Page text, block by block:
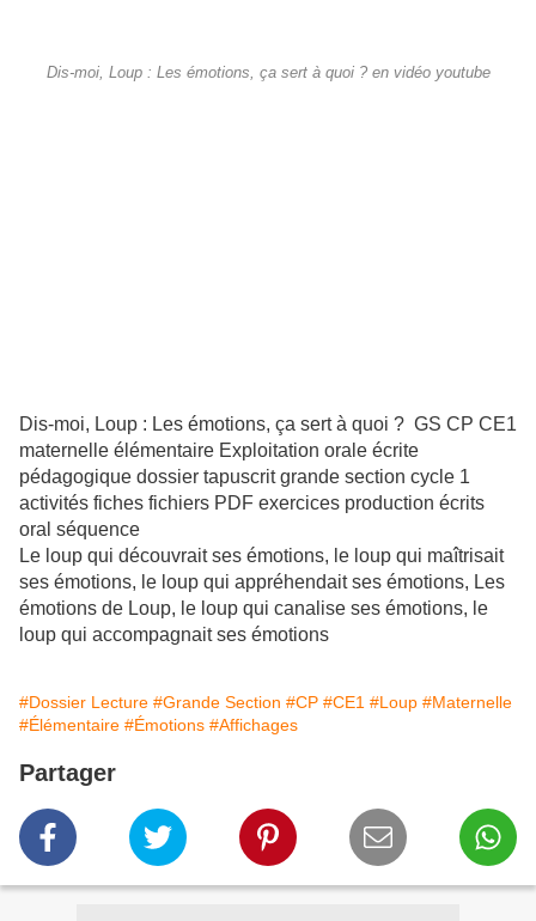
Dis-moi, Loup : Les émotions, ça sert à quoi ? en vidéo youtube
Dis-moi, Loup : Les émotions, ça sert à quoi ? GS CP CE1
maternelle élémentaire Exploitation orale écrite
pédagogique dossier tapuscrit grande section cycle 1
activités fiches fichiers PDF exercices production écrits
oral séquence
Le loup qui découvrait ses émotions, le loup qui maîtrisait
ses émotions, le loup qui appréhendait ses émotions, Les
émotions de Loup, le loup qui canalise ses émotions, le
loup qui accompagnait ses émotions
#Dossier Lecture #Grande Section #CP #CE1 #Loup #Maternelle
#Élémentaire #Émotions #Affichages
Partager